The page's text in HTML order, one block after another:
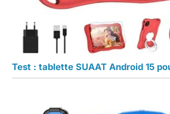
Test : tablette SUAAT Android 15